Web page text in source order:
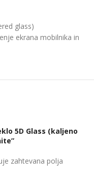
glass)
ekrana mobilnika in
5D Glass (kaljeno
zahtevana polja